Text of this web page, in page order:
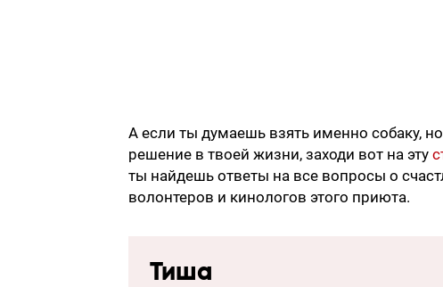
А если ты думаешь взять именно собаку,
решение в твоей жизни, заходи вот на эту
ты найдешь ответы на все вопросы о
волонтеров и кинологов этого приюта.
Тиша